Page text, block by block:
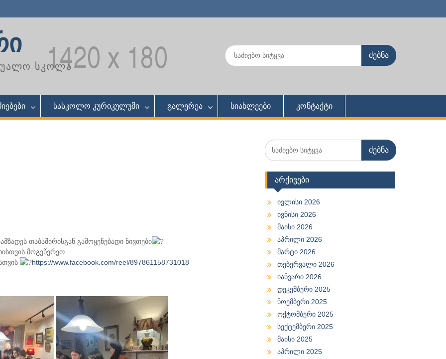
სკოლა
Search
for:
სასკოლო კურიკულუმი გალერეა სიახლეები კონტაქტი
თაბაშირისგან გამოყენებადი ნივთები
მოგვწერეთ
https://www.facebook.com/reel/897861158731018
Search
for:
არქივები
ივლისი 2026
ივნისი 2026
მაისი 2026
აპრილი 2026
მარტი 2026
თებერვალი 2026
იანვარი 2026
დეკემბერი 2025
ნოემბერი 2025
ოქტომბერი 2025
სექტემბერი 2025
მაისი 2025
აპრილი 2025